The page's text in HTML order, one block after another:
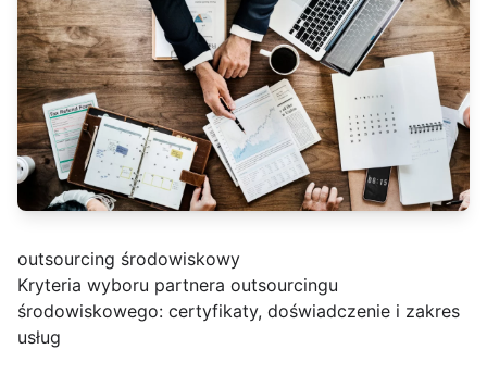
outsourcing środowiskowy
Kryteria wyboru partnera outsourcingu
środowiskowego: certyfikaty, doświadczenie i zakres
usług